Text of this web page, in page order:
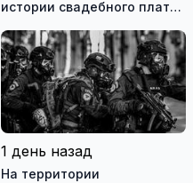
истории свадебного платья
истории моды (видео)
1 день назад
На территории